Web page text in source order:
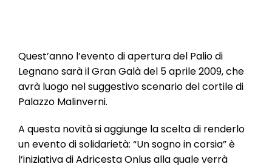
Quest’anno l’evento di apertura del Palio di
Legnano sarà il Gran Galà del 5 aprile 2009, che
avrà luogo nel suggestivo scenario del cortile di
Palazzo Malinverni.
A questa novità si aggiunge la scelta di renderlo
un evento di solidarietà: “Un sogno in corsia” è
l’iniziativa di Adricesta Onlus alla quale verrà